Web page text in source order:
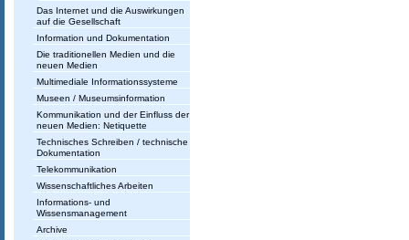
Das Internet und die Auswirkungen
auf die Gesellschaft
Information und Dokumentation
Die traditionellen Medien und die
neuen Medien
Multimediale Informationssysteme
Museen / Museumsinformation
Kommunikation und der Einfluss der
neuen Medien: Netiquette
Technisches Schreiben / technische
Dokumentation
Telekommunikation
Wissenschaftliches Arbeiten
Informations- und
Wissensmanagement
Archive